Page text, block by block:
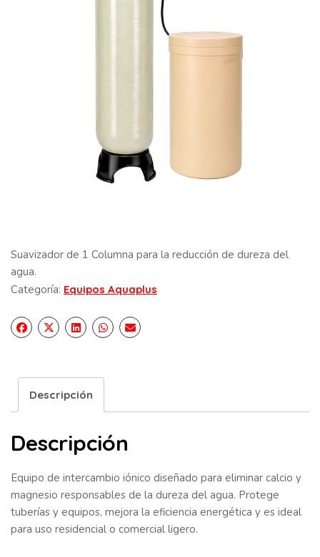
Suavizador de 1 Columna para la reducción de dureza del
agua.
Categoría: Equipos Aquaplus
Descripción
Descripción
Equipo de intercambio iónico diseñado para eliminar calcio y
magnesio responsables de la dureza del agua. Protege
tuberías y equipos, mejora la eficiencia energética y es ideal
para uso residencial o comercial ligero.